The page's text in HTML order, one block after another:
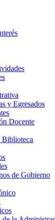
y Egresados
Docente
Biblioteca
de Gobierno